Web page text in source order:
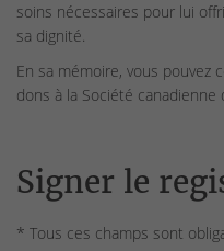
soins nécessaires pour lui
sa dignité.
En sa mémoire, vous pouvez
dons à la Société canadienne
Signer le
* Tous ces champs sont